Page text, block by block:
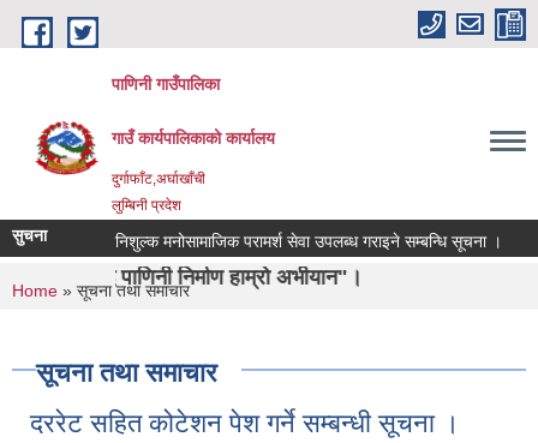
Skip to main content
पाणिनी गाउँपालिका
गाउँ कार्यपालिकाको कार्यालय
दुर्गाफाँट,अर्घाखाँची
लुम्बिनी प्रदेश
निर्माण हाम्रो अभीयान"।
सुचना निशुल्क मनोसामाजिक परामर्श सेवा उपलब्ध गराइने सम्बन्धि सूचना । सिसा,
You are here
Home » सूचना तथा समाचार
सूचना तथा समाचार
दररेट सहित कोटेशन पेश गर्ने सम्बन्धी सूचना ।